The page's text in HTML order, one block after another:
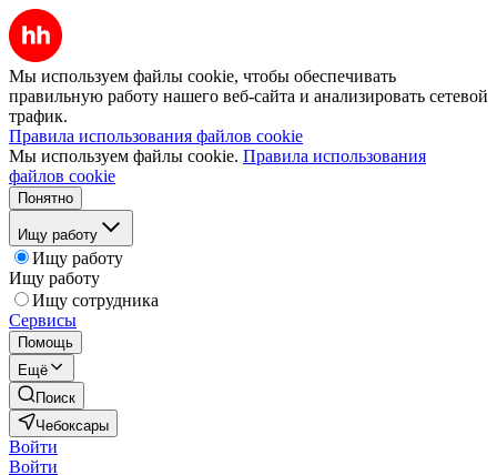
Мы используем файлы cookie, чтобы обеспечивать
правильную работу нашего веб-сайта и анализировать сетевой
трафик.
Правила использования файлов cookie
Мы используем файлы cookie. Правила использования
файлов cookie
Понятно
Ищу работу
Ищу работу
Ищу работу
Ищу сотрудника
Сервисы
Помощь
Ещё
Поиск
Чебоксары
Войти
Войти